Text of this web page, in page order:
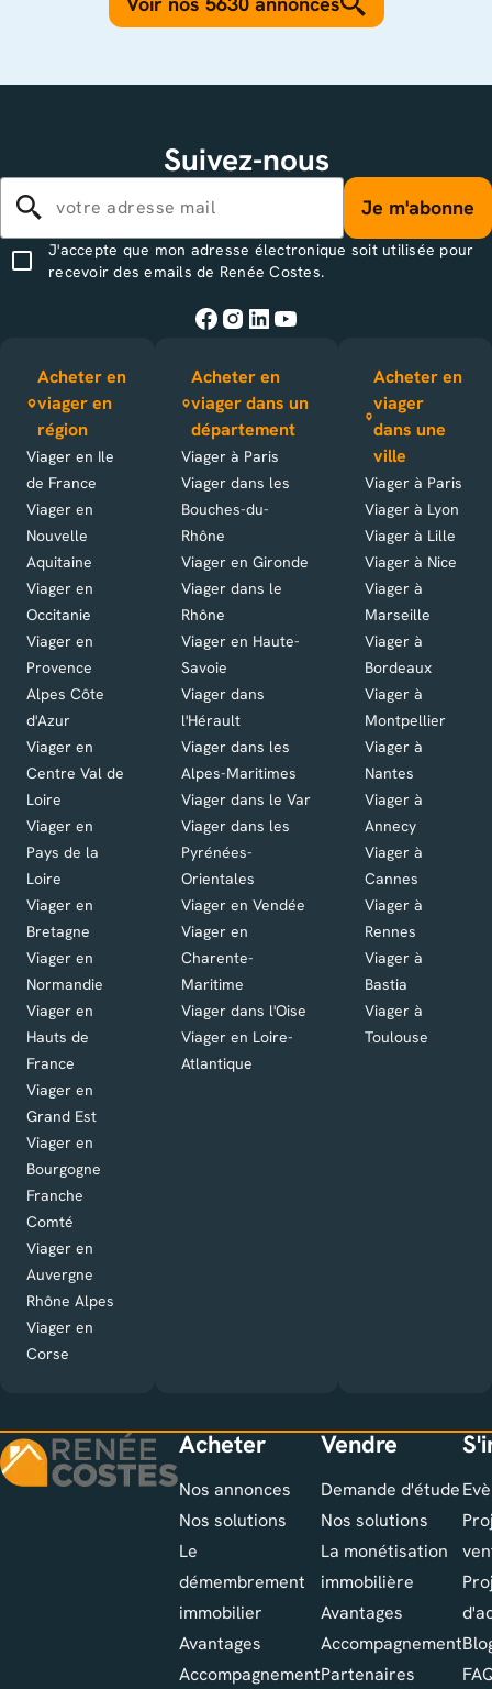
Suivez-nous
Je m'abonne
J'accepte que mon adresse électronique soit utilisée pour
recevoir des emails de Renée Costes.
Acheter en
viager en
région
Viager en Ile
de France
Viager en
Nouvelle
Aquitaine
Viager en
Occitanie
Viager en
Provence
Alpes Côte
d'Azur
Viager en
Centre Val de
Loire
Viager en
Pays de la
Loire
Viager en
Bretagne
Viager en
Normandie
Viager en
Hauts de
France
Viager en
Grand Est
Viager en
Bourgogne
Franche
Comté
Viager en
Auvergne
Rhône Alpes
Viager en
Corse
Acheter en
viager dans un
département
Viager à Paris
Viager dans les
Bouches-du-
Rhône
Viager en Gironde
Viager dans le
Rhône
Viager en Haute-
Savoie
Viager dans
l'Hérault
Viager dans les
Alpes-Maritimes
Viager dans le Var
Viager dans les
Pyrénées-
Orientales
Viager en Vendée
Viager en
Charente-
Maritime
Viager dans l'Oise
Viager en Loire-
Atlantique
Acheter en
viager
dans une
ville
Viager à Paris
Viager à Lyon
Viager à Lille
Viager à Nice
Viager à
Marseille
Viager à
Bordeaux
Viager à
Montpellier
Viager à
Nantes
Viager à
Annecy
Viager à
Cannes
Viager à
Rennes
Viager à
Bastia
Viager à
Toulouse
Acheter
Nos annonces
Nos solutions
Le
démembrement
immobilier
Avantages
Accompagnement
Vendre
Demande d'étude
Nos solutions
La monétisation
immobilière
Avantages
Accompagnement
Partenaires